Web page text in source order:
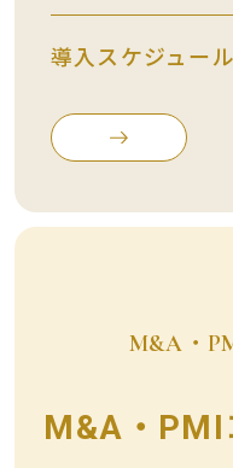
導入スケジュー
M&A・
M&A・PMI